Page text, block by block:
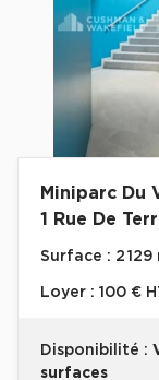
Miniparc Du
1 Rue De
Surface : 2
Loyer : 100 €
Disponibilité :
surfaces